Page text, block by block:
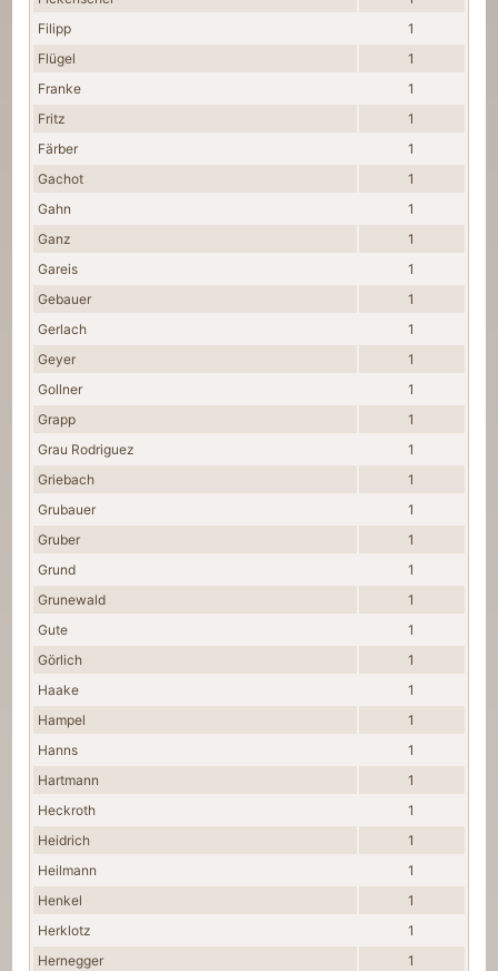
Filipp
1
Flügel
1
Franke
1
Fritz
1
Färber
1
Gachot
1
Gahn
1
Ganz
1
Gareis
1
Gebauer
1
Gerlach
1
Geyer
1
Gollner
1
Grapp
1
Grau Rodriguez
1
Griebach
1
Grubauer
1
Gruber
1
Grund
1
Grunewald
1
Gute
1
Görlich
1
Haake
1
Hampel
1
Hanns
1
Hartmann
1
Heckroth
1
Heidrich
1
Heilmann
1
Henkel
1
Herklotz
1
Hernegger
1